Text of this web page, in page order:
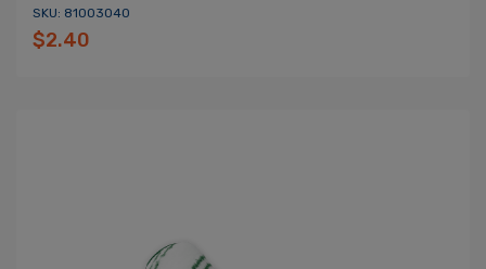
SKU: 81003040
$2.40